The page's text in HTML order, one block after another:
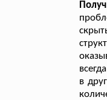
в